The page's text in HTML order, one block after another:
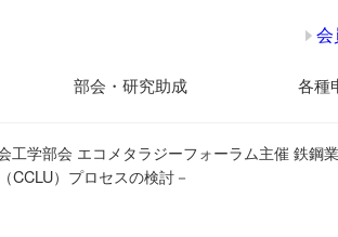
部会・研究助成 各種
工学部会 エコメタラジーフォーラム主催 鉄鋼
CCLU）プロセスの検討－